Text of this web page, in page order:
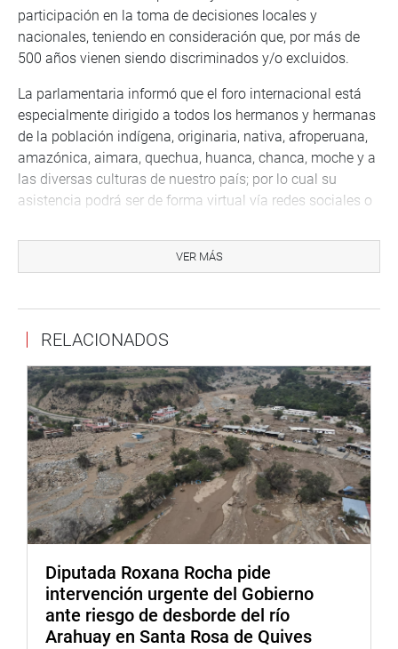
participación en la toma de decisiones locales y
nacionales, teniendo en consideración que, por más de
500 años vienen siendo discriminados y/o excluidos.
La parlamentaria informó que el foro internacional está
especialmente dirigido a todos los hermanos y hermanas
de la población indígena, originaria, nativa, afroperuana,
amazónica, aimara, quechua, huanca, chanca, moche y a
las diversas culturas de nuestro país; por lo cual su
asistencia podrá ser de forma virtual vía redes sociales o
internacionales que arribarán al evento, para escuchar las
experiencias de los países de México, Chile, Guatemala,
presencia de principales autoridades y artistas
representativos de nuestra cultura popular.
De esta manera, la Comisión de Pueblos Andinos,
Amazónicos y Afroperuanos, Ambiente y Ecología del
Congreso de la República del Perú, en atención a su Plan
de Trabajo, viene cumpliendo con su finalidad de difundir
y promover el diálogo sobre las políticas públicas en
relación a la defensa de los derechos y reivindicación de
nuestros pueblos.
Lima, 10 de diciembre de 2021
VER MÁS
RELACIONADOS
Diputada Roxana Rocha pide
intervención urgente del Gobierno
ante riesgo de desborde del río
Arahuay en Santa Rosa de Quives